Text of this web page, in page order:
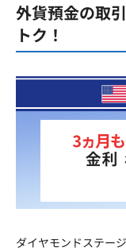
外貨預金の取
トク！
ダイヤモンドステー